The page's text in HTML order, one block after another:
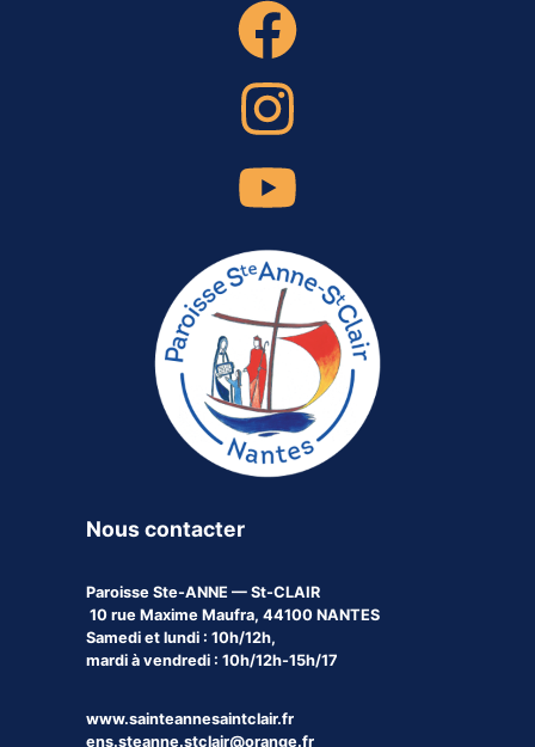
Nous contacter
Paroisse Ste-ANNE — St-CLAIR
10 rue Maxime Maufra, 44100 NANTES
Samedi et lundi : 10h/12h,
mardi à vendredi : 10h/12h-15h/17
www.sainteannesaintclair.fr
ens.steanne.stclair@orange.fr